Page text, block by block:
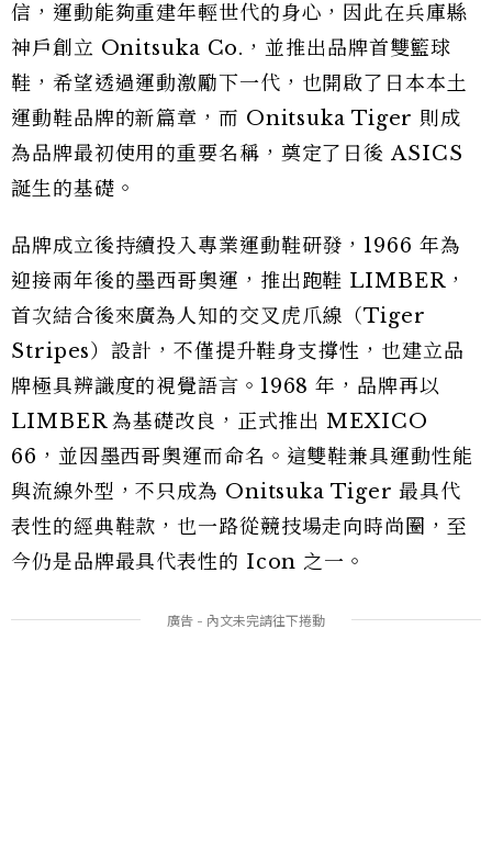
信，運動能夠重建年輕世代的身心，因此在兵庫縣
神戶創立 Onitsuka Co.，並推出品牌首雙籃球
鞋，希望透過運動激勵下一代，也開啟了日本本土
運動鞋品牌的新篇章，而 Onitsuka Tiger 則成
為品牌最初使用的重要名稱，奠定了日後 ASICS
誕生的基礎。
品牌成立後持續投入專業運動鞋研發，1966 年為
迎接兩年後的墨西哥奧運，推出跑鞋 LIMBER，
首次結合後來廣為人知的交叉虎爪線（Tiger
Stripes）設計，不僅提升鞋身支撐性，也建立品
牌極具辨識度的視覺語言。1968 年，品牌再以
LIMBER 為基礎改良，正式推出 MEXICO
66，並因墨西哥奧運而命名。這雙鞋兼具運動性能
與流線外型，不只成為 Onitsuka Tiger 最具代
表性的經典鞋款，也一路從競技場走向時尚圈，至
今仍是品牌最具代表性的 Icon 之一。